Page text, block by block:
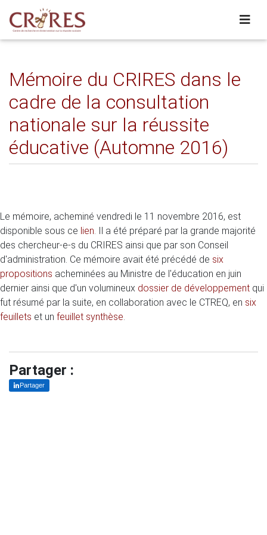
Mémoire du CRIRES dans le
cadre de la consultation
nationale sur la réussite
éducative (Automne 2016)
Le mémoire, acheminé vendredi le 11 novembre 2016, est
disponible sous ce lien. Il a été préparé par la grande majorité
des chercheur-e-s du CRIRES ainsi que par son Conseil
d'administration. Ce mémoire avait été précédé de six
propositions acheminées au Ministre de l'éducation en juin
dernier ainsi que d'un volumineux dossier de développement qui
fut résumé par la suite, en collaboration avec le CTREQ, en six
feuillets et un feuillet synthèse.
Partager :
Partager